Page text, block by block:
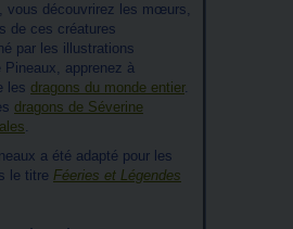
vous découvrirez les mœurs,
de ces créatures
par les illustrations
apprenez à
les dragons du monde entier.
dragons de Séverine
.
a été adapté pour les
le titre Féeries et Légendes